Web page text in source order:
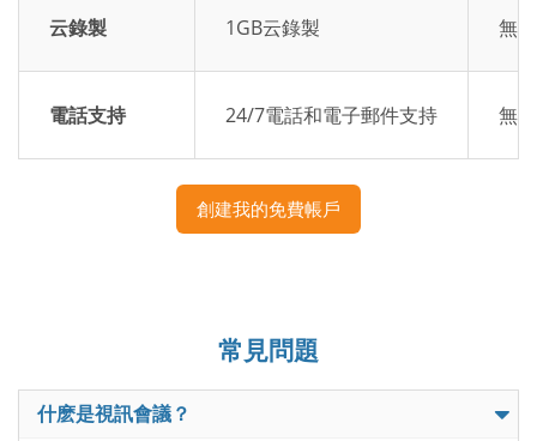
云錄製 1GB云錄製 無
電話支持 24/7電話和電子郵件支持 無
創建我的免費帳戶
常見問題
什麽是視訊會議？